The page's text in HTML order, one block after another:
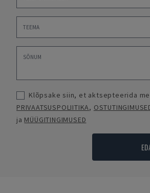
Klõpsake siin, et aktsepteerida
PRIVAATSUSPOLIITIKA,
ja MÜÜGITINGIMUSED